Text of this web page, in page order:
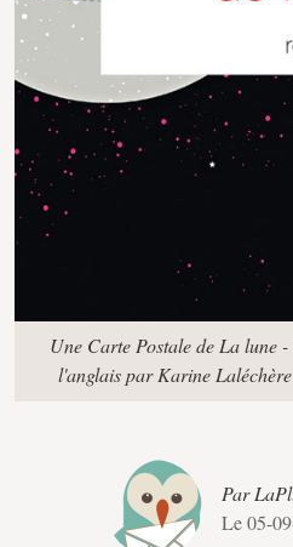
Une Carte Postale de La lune
l'anglais par Karine
Par
Le 05-